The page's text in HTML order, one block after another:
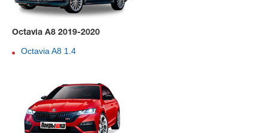
Octavia A8 2019-2020
Octavia A8 1.4